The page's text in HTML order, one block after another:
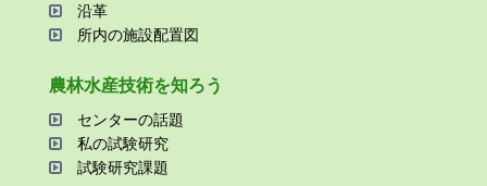
沿⾰
所内の施設配置図
農林⽔産技術を知ろう
センターの話題
私の試験研究
試験研究課題